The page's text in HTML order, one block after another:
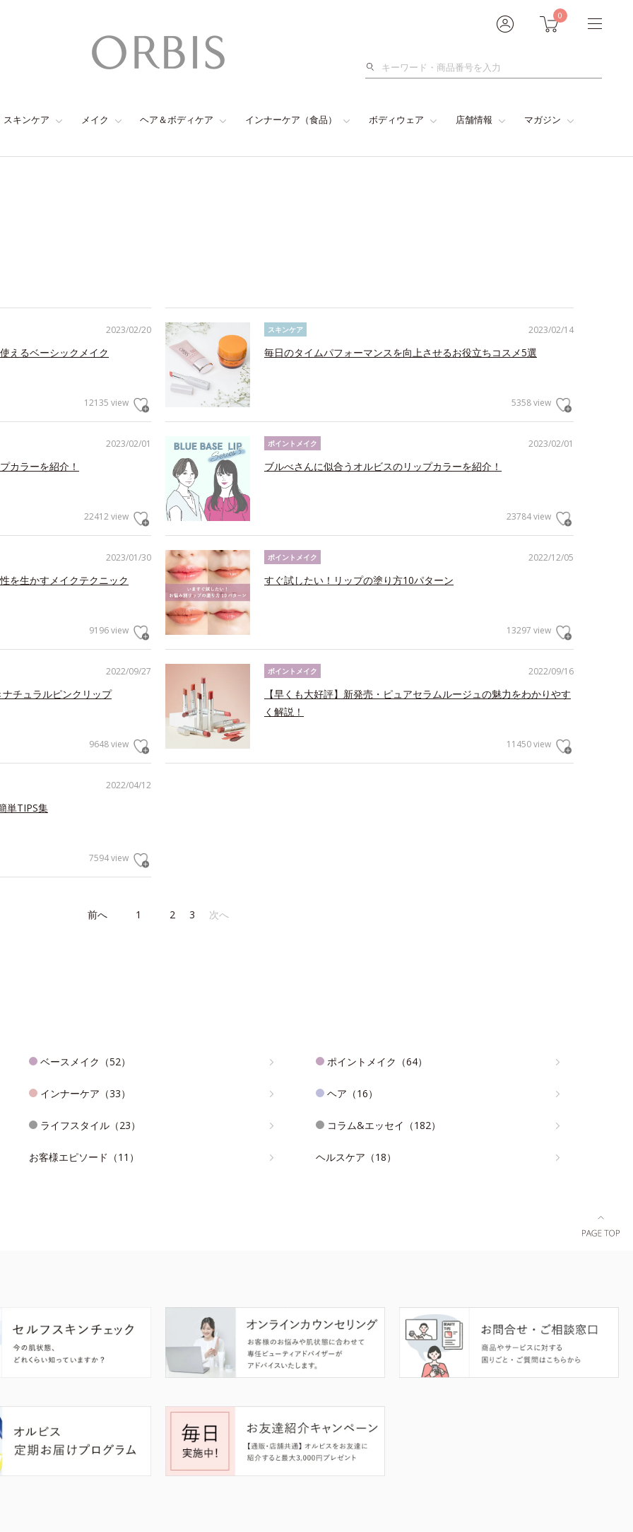
0
検
スキンケア メイク ヘア＆ボディケア インナーケア（食品） ボディウェア 店舗情報 マガジン
2023/02/20
えるベーシックメイク
12135 view
2023/02/14
スキンケア
毎日のタイムパフォーマンスを向上させるお役立ちコスメ5選
5358 view
2023/02/01
カラーを紹介！
22412 view
2023/02/01
ポイントメイク
ブルべさんに似合うオルビスのリップカラーを紹介！
23784 view
2023/01/30
を生かすメイクテクニック
9196 view
2022/12/05
ポイントメイク
すぐ試したい！リップの塗り方10パターン
13297 view
2022/09/27
チュラルピンクリップ
9648 view
2022/09/16
ポイントメイク
【早くも大好評】新発売・ピュアセラムルージュの魅力をわかりやす
く解説！
11450 view
2022/04/12
単TIPS集
7594 view
前へ 1 2 3 次へ
ベースメイク（52） ポイントメイク（64）
インナーケア（33） ヘア（16）
ライフスタイル（23） コラム&エッセイ（182）
お客様エピソード（11） ヘルスケア（18）